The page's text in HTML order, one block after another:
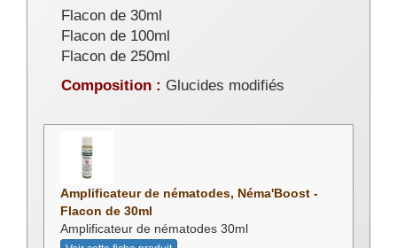
Flacon de 30ml
Flacon de 100ml
Flacon de 250ml
Composition : Glucides modifiés
Amplificateur de nématodes, Néma'Boost -
Flacon de 30ml
Amplificateur de nématodes 30ml